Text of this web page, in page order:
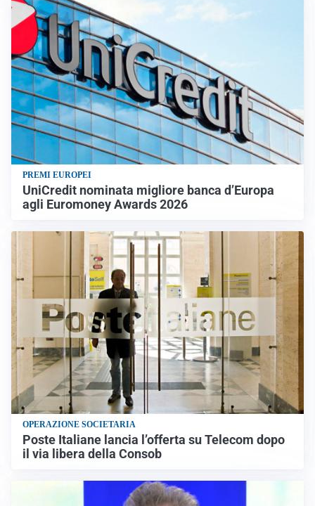
PREMI EUROPEI
UniCredit nominata migliore banca d’Europa
agli Euromoney Awards 2026
OPERAZIONE SOCIETARIA
Poste Italiane lancia l’offerta su Telecom dopo
il via libera della Consob